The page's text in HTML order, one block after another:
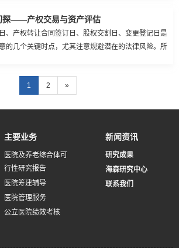
探——产权交易与资产评估
、产权转让合同签订日、股权交割日、变更登记日是
的几个关键时点，尤其注意规避潜在的法律风险。所
进行比较分析。
1 2 »
主要业务
医院及养老综合体可
行性研究报告
医院筹建辅导
医院管理服务
公立医院绩效考核
新闻资讯
研究成果
海森研究中心
联系我们